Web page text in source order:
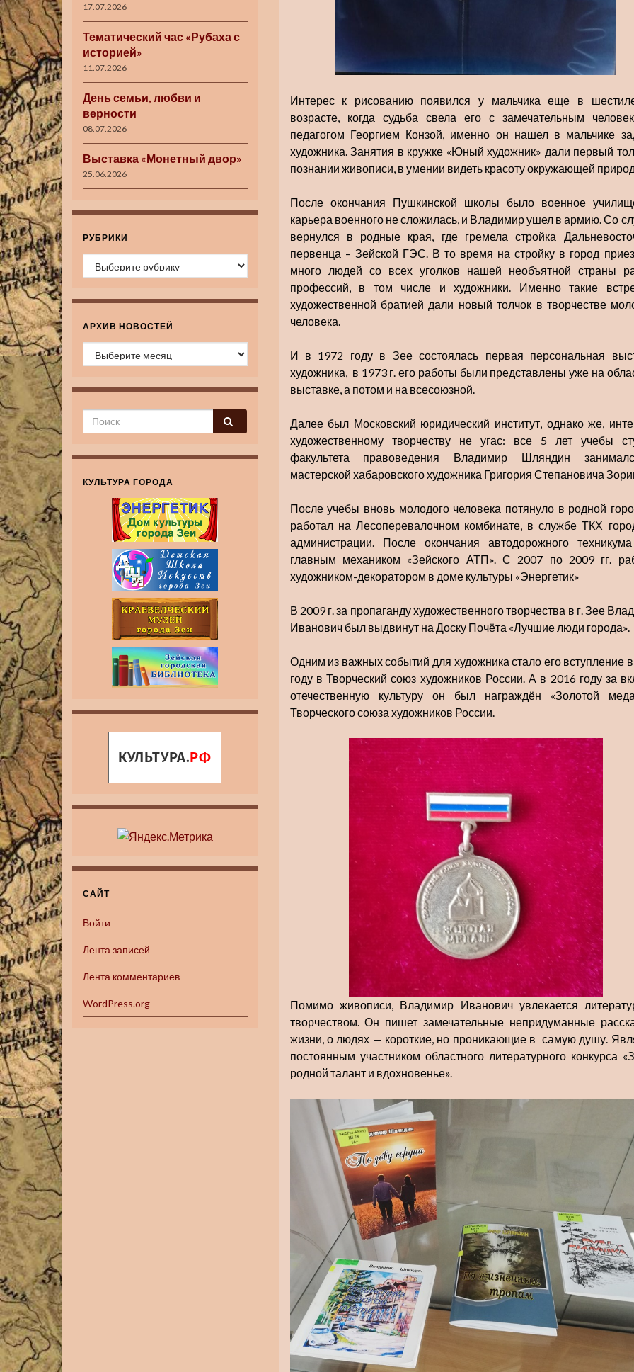
Интерес к рисованию появился у мальчика еще в
возрасте, когда судьба свела его с замечательным
педагогом Георгием Конзой, именно он нашел в мальчике
художника. Занятия в кружке «Юный художник» дали первый
познании живописи, в умении видеть красоту окружающей
После окончания Пушкинской школы было военное
карьера военного не сложилась, и Владимир ушел в армию. Со
вернулся в родные края, где гремела стройка
первенца – Зейской ГЭС. В то время на стройку в город
много людей со всех уголков нашей необъятной страны
профессий, в том числе и художники. Именно такие
художественной братией дали новый толчок в творчестве
человека.
И в 1972 году в Зее состоялась первая персональная
художника, в 1973 г. его работы были представлены уже на
выставке, а потом и на всесоюзной.
Далее был Московский юридический институт, однако же,
художественному творчеству не угас: все 5 лет учебы
факультета правоведения Владимир Шляндин
мастерской хабаровского художника Григория Степановича
После учебы вновь молодого человека потянуло в родной
работал на Лесоперевалочном комбинате, в службе ТКХ
администрации. После окончания автодорожного
главным механиком «Зейского АТП». С 2007 по 2009 гг.
художником-декоратором в доме культуры «Энергетик»
В 2009 г. за пропаганду художественного творчества в г. Зее
Иванович был выдвинут на Доску Почёта «Лучшие люди города».
Одним из важных событий для художника стало его вступление
году в Творческий союз художников России. А в 2016 году за
отечественную культуру он был награждён «Золотой
Творческого союза художников России.
Помимо живописи, Владимир Иванович увлекается
творчеством. Он пишет замечательные непридуманные
жизни, о людях — короткие, но проникающие в самую душу.
постоянным участником областного литературного конкурса
родной талант и вдохновенье».
17.07.2026
Тематический час «Рубаха с
историей»
11.07.2026
День семьи, любви и
верности
08.07.2026
Выставка «Монетный двор»
25.06.2026
РУБРИКИ
Рубрики
АРХИВ НОВОСТЕЙ
Архив новостей
КУЛЬТУРА ГОРОДА
САЙТ
Войти
Лента записей
Лента комментариев
WordPress.org
Резниченко